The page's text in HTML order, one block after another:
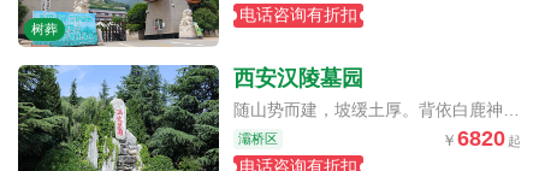
树葬
电话咨询有折扣
西安汉陵墓园
随山势而建，坡缓土厚。背依白鹿神塬重山环抱，前遥灞河流水玉带环绕
灞桥区 6820
电话咨询有折扣